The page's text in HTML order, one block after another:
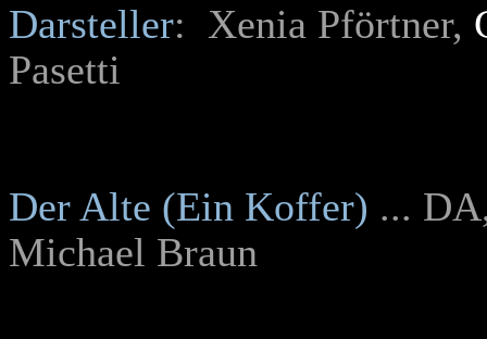
Darsteller: Xenia Pförtner,
Pasetti
Der Alte (Ein Koffer) ...
Michael Braun